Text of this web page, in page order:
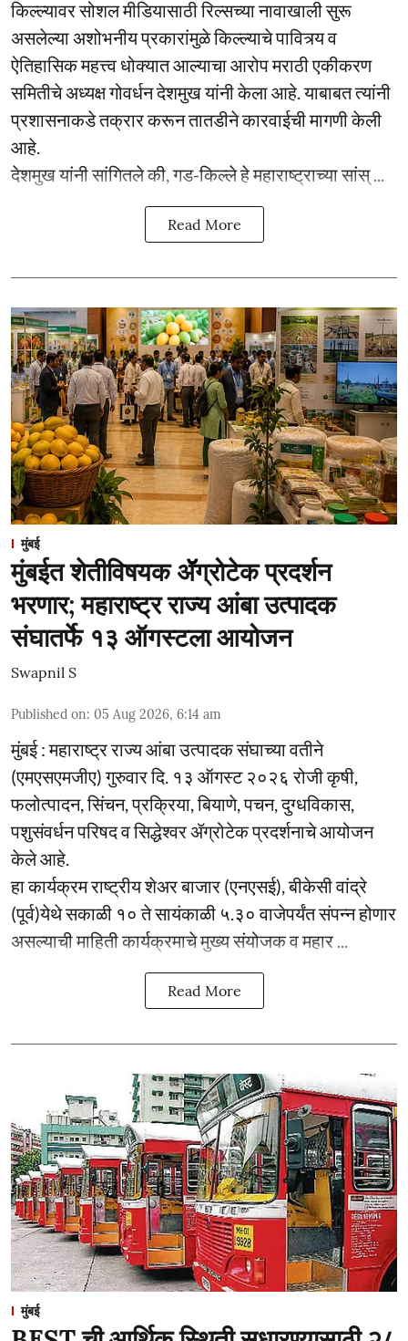
किल्ल्यावर सोशल मीडियासाठी रिल्सच्या नावाखाली सुरू
असलेल्या अशोभनीय प्रकारांमुळे किल्ल्याचे पावित्र्य व
ऐतिहासिक महत्त्व धोक्यात आल्याचा आरोप मराठी एकीकरण
समितीचे अध्यक्ष गोवर्धन देशमुख यांनी केला आहे. याबाबत त्यांनी
प्रशासनाकडे तक्रार करून तातडीने कारवाईची मागणी केली
आहे.
देशमुख यांनी सांगितले की, गड-किल्ले हे महाराष्ट्राच्या सांस् ...
Read More
मुंबई
मुंबईत शेतीविषयक ॲॅग्रोटेक प्रदर्शन
भरणार; महाराष्ट्र राज्य आंबा उत्पादक
संघातर्फे १३ ऑगस्टला आयोजन
Swapnil S
Published on: 05 Aug 2026, 6:14 am
मुंबई : महाराष्ट्र राज्य आंबा उत्पादक संघाच्या वतीने
(एमएसएमजीए) गुरुवार दि. १३ ऑगस्ट २०२६ रोजी कृषी,
फलोत्पादन, सिंचन, प्रक्रिया, बियाणे, पचन, दुग्धविकास,
पशुसंवर्धन परिषद व सिद्धेश्वर ॲग्रोटेक प्रदर्शनाचे आयोजन
केले आहे.
हा कार्यक्रम राष्ट्रीय शेअर बाजार (एनएसई), बीकेसी वांद्रे
(पूर्व)येथे सकाळी १० ते सायंकाळी ५.३० वाजेपर्यंत संपन्न होणार
असल्याची माहिती कार्यक्रमाचे मुख्य संयोजक व महार ...
Read More
मुंबई